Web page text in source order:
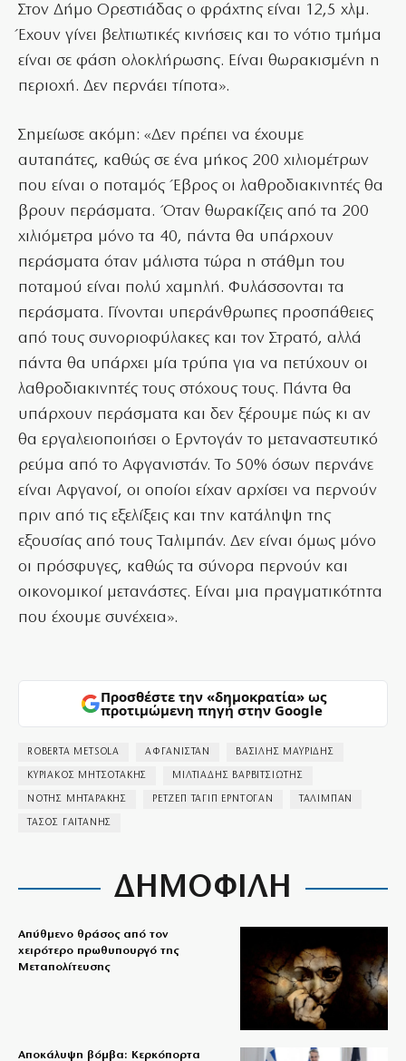
Στον Δήμο Ορεστιάδας ο φράχτης είναι 12,5 χλμ.
Έχουν γίνει βελτιωτικές κινήσεις και το νότιο τμήμα
είναι σε φάση ολοκλήρωσης. Είναι θωρακισμένη η
περιοχή. Δεν περνάει τίποτα».
Σημείωσε ακόμη: «Δεν πρέπει να έχουμε
αυταπάτες, καθώς σε ένα μήκος 200 χιλιομέτρων
που είναι ο ποταμός Έβρος οι λαθροδιακινητές θα
βρουν περάσματα. Όταν θωρακίζεις από τα 200
χιλιόμετρα μόνο τα 40, πάντα θα υπάρχουν
περάσματα όταν μάλιστα τώρα η στάθμη του
ποταμού είναι πολύ χαμηλή. Φυλάσσονται τα
περάσματα. Γίνονται υπεράνθρωπες προσπάθειες
από τους συνοριοφύλακες και τον Στρατό, αλλά
πάντα θα υπάρχει μία τρύπα για να πετύχουν οι
λαθροδιακινητές τους στόχους τους. Πάντα θα
υπάρχουν περάσματα και δεν ξέρουμε πώς κι αν
θα εργαλειοποιήσει ο Ερντογάν το μεταναστευτικό
ρεύμα από το Αφγανιστάν. Το 50% όσων περνάνε
είναι Αφγανοί, οι οποίοι είχαν αρχίσει να περνούν
πριν από τις εξελίξεις και την κατάληψη της
εξουσίας από τους Ταλιμπάν. Δεν είναι όμως μόνο
οι πρόσφυγες, καθώς τα σύνορα περνούν και
οικονομικοί μετανάστες. Είναι μια πραγματικότητα
που έχουμε συνέχεια».
Προσθέστε την «δημοκρατία» ως
προτιμώμενη πηγή στην Google
ROBERTA METSOLA ΑΦΓΑΝΙΣΤΑΝ ΒΑΣΙΛΗΣ ΜΑΥΡΙΔΗΣ
ΚΥΡΙΑΚΟΣ ΜΗΤΣΟΤΑΚΗΣ ΜΙΛΤΙΑΔΗΣ ΒΑΡΒΙΤΣΙΩΤΗΣ
ΝΟΤΗΣ ΜΗΤΑΡΑΚΗΣ ΡΕΤΖΕΠ ΤΑΓΙΠ ΕΡΝΤΟΓΑΝ ΤΑΛΙΜΠΑΝ
ΤΑΣΟΣ ΓΑΙΤΑΝΗΣ
ΔΗΜΟΦΙΛΗ
Απύθμενο θράσος από τον
χειρότερο πρωθυπουργό της
Μεταπολίτευσης
Αποκάλυψη βόμβα: Κερκόπορτα